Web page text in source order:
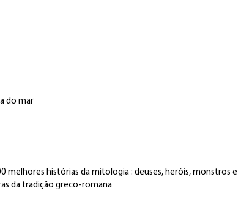
do mar
melhores histórias da mitologia : deuses, heróis, monstros e
da tradição greco-romana